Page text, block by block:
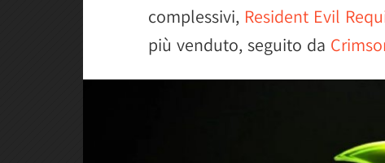
complessivi, Resident Evil
più venduto, seguito da